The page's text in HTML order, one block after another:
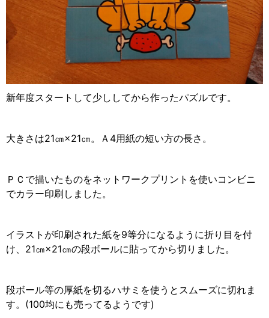
新年度スタートして少ししてから作ったパズルです。
大きさは21㎝×21㎝。Ａ4用紙の短い方の長さ。
ＰＣで描いたものをネットワークプリントを使いコンビニ
でカラー印刷しました。
イラストが印刷された紙を9等分になるように折り目を付
け、21㎝×21㎝の段ボールに貼ってから切りました。
段ボール等の厚紙を切るハサミを使うとスムーズに切れま
す。(100均にも売ってるようです)